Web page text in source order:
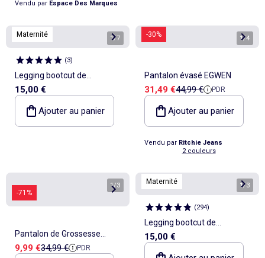
Vendu par Espace Des Marques
Maternité 1/7
(3)
Legging bootcut de
maternité
15,00 €
Ajouter au panier
-30% 1/4
Pantalon évasé EGWEN
Prix de vente
31,49 €Prix de référence
44,99 € PDR
Ajouter au panier
Vendu par Ritchie Jeans
2 couleurs
-71%
1/3
Pantalon de Grossesse
Femme Vero Moda
Prix de vente
9,99 €Prix de référence
34,99 € PDR
Maternité 1/3
(294)
Legging bootcut de
maternité
15,00 €